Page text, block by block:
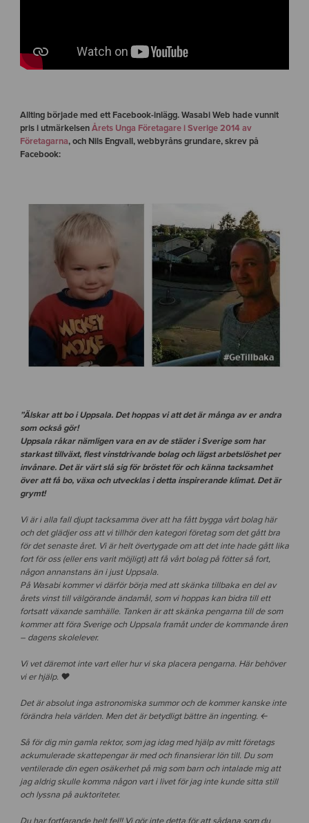
Allting började med ett Facebook-inlägg. Wasabi Web hade vunnit
pris i utmärkelsenÅrets Unga Företagare i Sverige 2014 av
Företagarna, och Nils Engvall, webbyråns grundare, skrev på
Facebook:
”Älskar att bo i Uppsala. Det hoppas vi att det är många av er andra
som också gör!
Uppsala råkar nämligen vara en av de städer i Sverige som har
starkast tillväxt, flest vinstdrivande bolag och lägst arbetslöshet per
invånare. Det är värt slå sig för bröstet för och känna tacksamhet
över att få bo, växa och utvecklas i detta inspirerande klimat. Det är
grymt!
Vi är i alla fall djupt tacksamma över att ha fått bygga vårt bolag här
och det glädjer oss att vi tillhör den kategori företag som det gått bra
för det senaste året. Vi är helt övertygade om att det inte hade gått lika
fort för oss (eller ens varit möjligt) att få vårt bolag på fötter så fort,
någon annanstans än i just Uppsala.
På Wasabi kommer vi därför börja med att skänka tillbaka en del av
årets vinst till välgörande ändamål, som vi hoppas kan bidra till ett
fortsatt växande samhälle. Tanken är att skänka pengarna till de som
kommer att föra Sverige och Uppsala framåt under de kommande åren
– dagens skolelever.
Vi vet däremot inte vart eller hur vi ska placera pengarna. Här behöver
vi er hjälp. ❤
Det är absolut inga astronomiska summor och de kommer kanske inte
förändra hela världen. Men det är betydligt bättre än ingenting. ←
Så för dig min gamla rektor, som jag idag med hjälp av mitt företags
ackumulerade skattepengar är med och finansierar lön till. Du som
ventilerade din egen osäkerhet på mig som barn och intalade mig att
jag aldrig skulle komma någon vart i livet för jag inte kunde sitta still
och lyssna på auktoriteter.